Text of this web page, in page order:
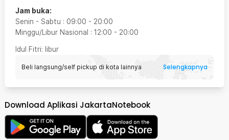
Jam buka:
Senin - Sabtu : 09:00 - 20:00
Minggu/Libur Nasional : 12:00 - 20:00
Idul Fitri: libur
Beli langsung/self pickup di kota lainnya Selengkapnya
Download Aplikasi JakartaNotebook